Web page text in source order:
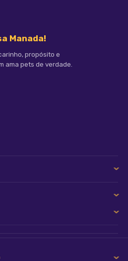
Manada!
propósito e
ama pets de verdade.